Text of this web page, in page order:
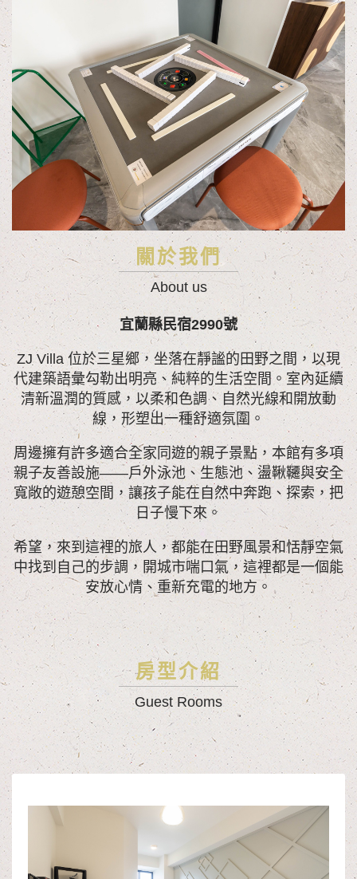
關於我們
About us
宜蘭縣民宿2990號
ZJ Villa 位於三星鄉，坐落在靜謐的田野之間，以現
代建築語彙勾勒出明亮、純粹的生活空間。室內延續
清新溫潤的質感，以柔和色調、自然光線和開放動
線，形塑出一種舒適氛圍。
周邊擁有許多適合全家同遊的親子景點，本館有多項
親子友善設施——戶外泳池、生態池、盪鞦韆與安全
寬敞的遊憩空間，讓孩子能在自然中奔跑、探索，把
日子慢下來。
希望，來到這裡的旅人，都能在田野風景和恬靜空氣
中找到自己的步調，開城市喘口氣，這裡都是一個能
安放心情、重新充電的地方。
房型介紹
Guest Rooms